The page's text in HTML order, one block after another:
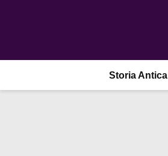
Storia Antica